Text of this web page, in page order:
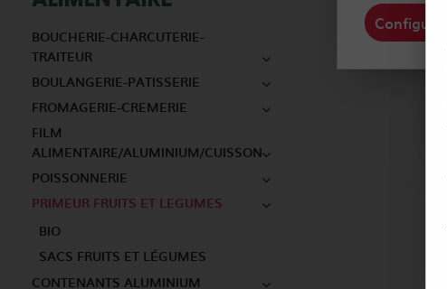
BOUCHERIE-CHARCUTERIE-
TRAITEUR
BOULANGERIE-PATISSERIE
FROMAGERIE-CREMERIE
FILM
ALIMENTAIRE/ALUMINIUM/CUISSON
POISSONNERIE
PRIMEUR FRUITS ET LEGUMES
BIO
SACS FRUITS ET LÉGUMES
CONTENANTS ALUMINIUM
Configurer